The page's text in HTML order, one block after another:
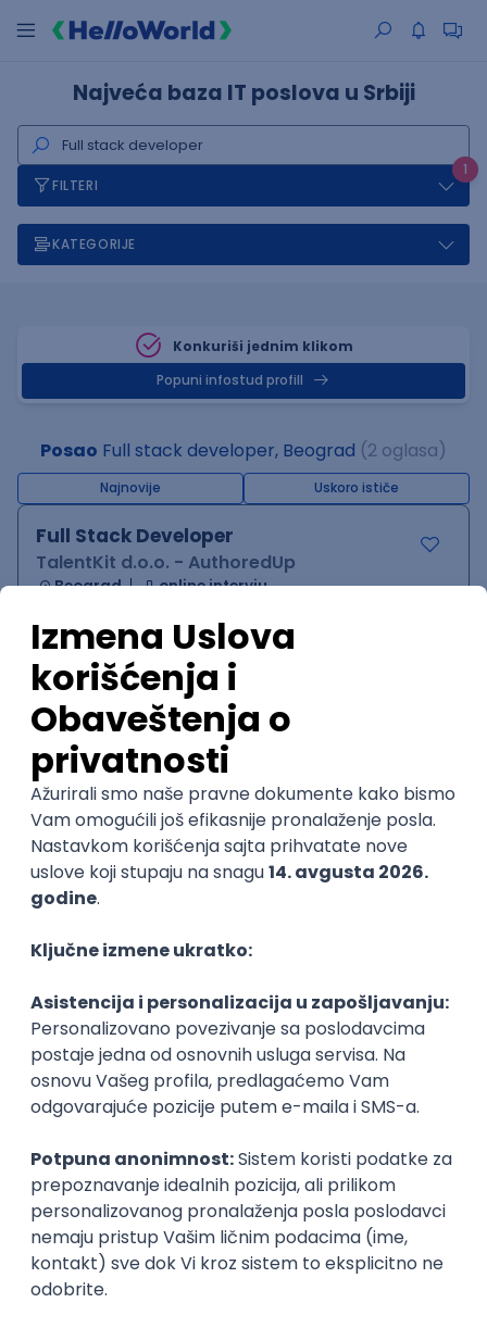
Najveća baza IT poslova u Srbiji
1
FILTERI
KATEGORIJE
Konkuriši jednim klikom
Popuni infostud profill
Posao Full stack developer, Beograd (2 oglasa)
Najnovije Uskoro ističe
Full Stack Developer
TalentKit d.o.o. - AuthoredUp
Beograd
online intervju
Oglas dostupan i osobama sa invaliditetom
Node
Node.js PostgreSQL
TypeScript
Intermediate
POSLOVI NA MAIL
KATEGORIJA
TEHNOLOGIJA
POSLODAVAC
GRAD
SENIORITET
NAČIN RADA
Najnoviji poslovi svakog dana u tvom
Prijavi se
Full Stack Developer (React + Node.js)
Zoftify — Travel Software Development
Rad od kuće
PostgreSQL Agile Figma Intermediate
Istaknuti poslodavci